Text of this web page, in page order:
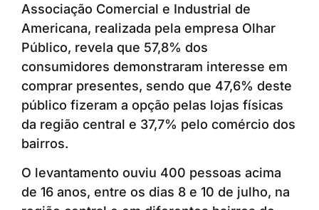
Associação Comercial e Industrial de
Americana, realizada pela empresa Olhar
Público, revela que 57,8% dos
consumidores demonstraram interesse em
comprar presentes, sendo que 47,6% deste
público fizeram a opção pelas lojas físicas
da região central e 37,7% pelo comércio dos
bairros.
O levantamento ouviu 400 pessoas acima
de 16 anos, entre os dias 8 e 10 de julho, na